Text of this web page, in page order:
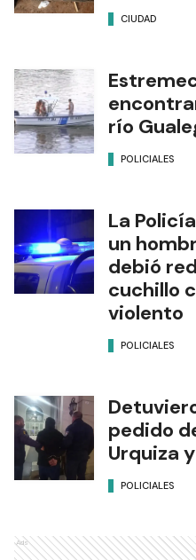
CIUDAD
río
POLICIALES
La
un
debió
cuchillo
violento
POLICIALES
pedido
Urquiza
POLICIALES
Ads